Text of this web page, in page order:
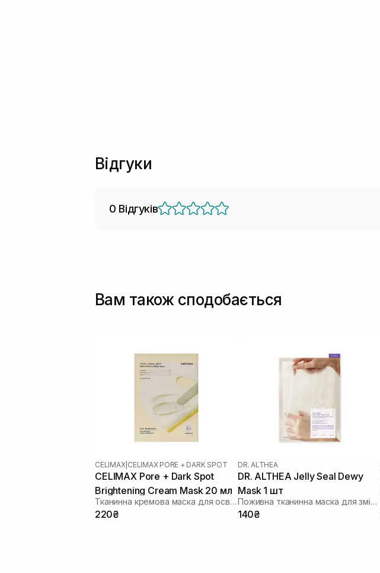
Відгуки
0 Відгуків
Вам також сподобається
CELIMAX CELIMAX PORE + DARK SPOT
CELIMAX Pore + Dark Spot
Brightening Cream Mask 20 мл
Тканинна кремова маска для освітлення тону шкіри
220₴
DR. ALTHEA
DR. ALTHEA Jelly Seal Dewy
Mask 1 шт
Поживна тканинна маска для зміцнення шкірного бар'єра
140₴